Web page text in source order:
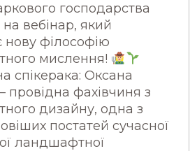
господарства
вебінар, який
нову філософію
мислення!
спікерака: Оксана
провідна фахівчиня з
дизайну, одна з
постатей сучасної
ландшафтної